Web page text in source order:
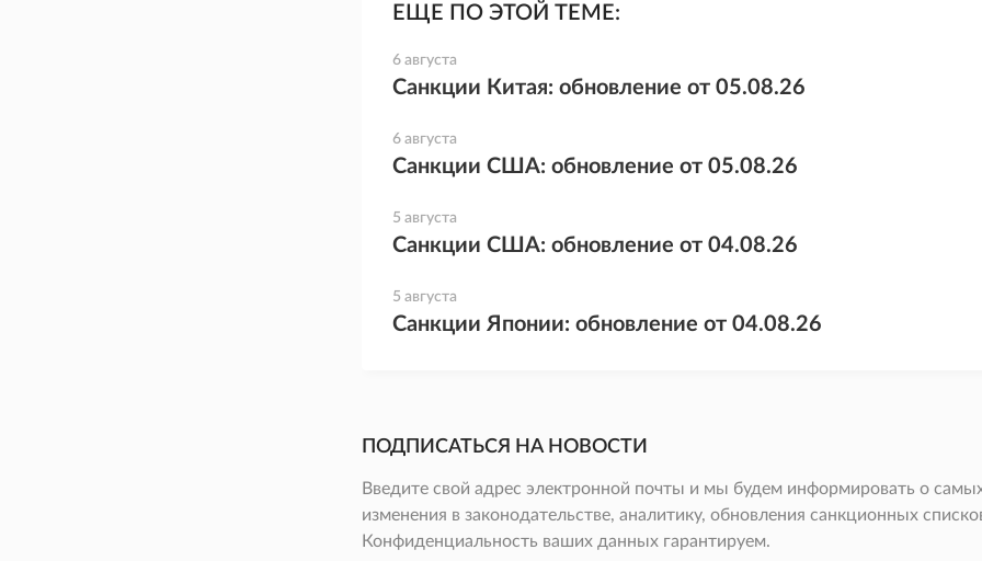
ЕЩЕ ПО ЭТОЙ ТЕМЕ:
6 августа
Санкции Китая: обновление от 05.08.26
6 августа
Санкции США: обновление от 05.08.26
5 августа
Санкции США: обновление от 04.08.26
5 августа
Санкции Японии: обновление от 04.08.26
ПОДПИСАТЬСЯ НА НОВОСТИ
Введите свой адрес электронной почты и мы будем информировать о
изменения в законодательстве, аналитику, обновления санкционных
Конфиденциальность ваших данных гарантируем.